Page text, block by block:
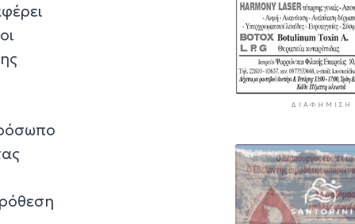
ΔΙΑΦΉΜΙΣΗ